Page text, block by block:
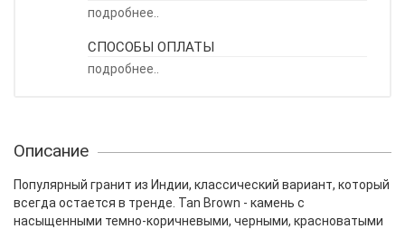
подробнее..
СПОСОБЫ ОПЛАТЫ
подробнее..
Описание
Популярный гранит из Индии, классический вариант, который
всегда остается в тренде. Tan Brown - камень с
насыщенными темно-коричневыми, черными, красноватыми